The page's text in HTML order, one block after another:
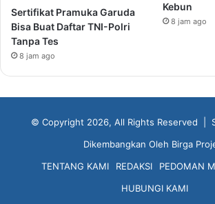
Sertifikat Pramuka Garuda
Bisa Buat Daftar TNI-Polri
Tanpa Tes
8 jam ago
Kebun
8 jam ago
© Copyright 2026, All Rights Reserved |
Dikembangkan Oleh Birga
TENTANG KAMI
REDAKSI
PEDOMAN
HUBUNGI KAMI